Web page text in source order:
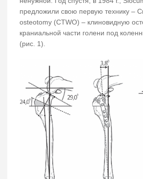
предложили свою первую технику –
osteotomy (CTWO) – клиновидную
краниальной части голени под
(рис. 1).